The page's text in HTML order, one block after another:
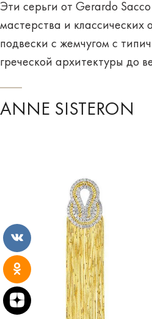
Эти серьги от Gerardo
мастерства и классических
подвески с жемчугом с
греческой архитектуры до
ANNE SISTERON